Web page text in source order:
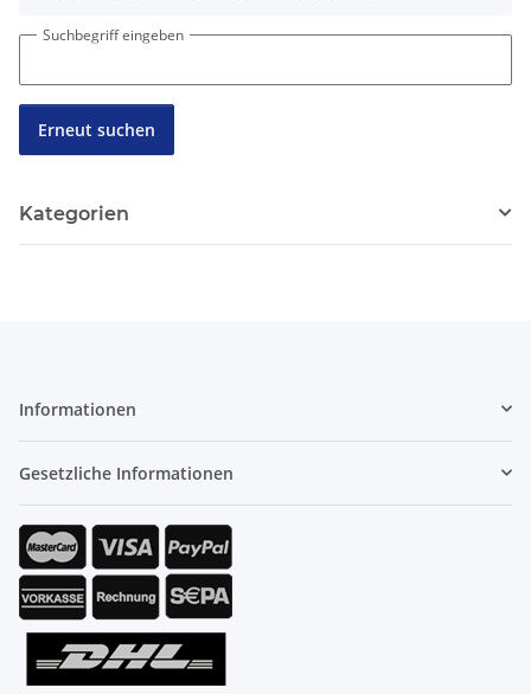
Suchbegriff eingeben
Erneut suchen
Kategorien
Informationen
Gesetzliche Informationen